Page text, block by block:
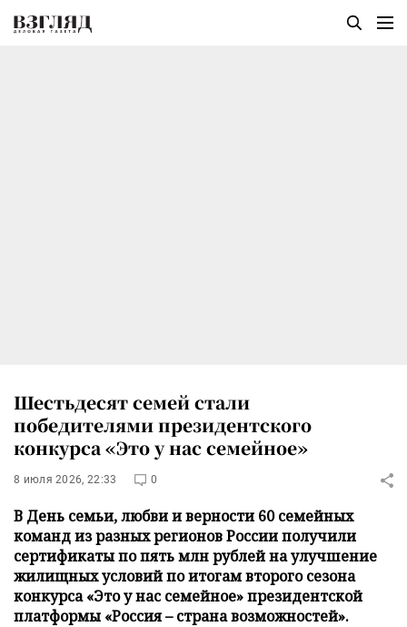
Шестьдесят семей стали
победителями президентского
конкурса «Это у нас семейное»
8 июля 2026, 22:33 0
В День семьи, любви и верности 60 семейных
команд из разных регионов России получили
сертификаты по пять млн рублей на улучшение
жилищных условий по итогам второго сезона
конкурса «Это у нас семейное» президентской
платформы «Россия – страна возможностей».